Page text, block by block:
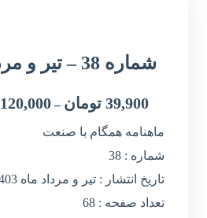
شماره 38 – تیر و مرداد 1403
39,900 تومان –
120,000
ماهنامه همگام با صنعت
شماره : 38
تاریخ انتشار : تیر و مرداد ماه 1403
تعداد صفحه : 68